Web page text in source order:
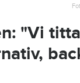
"Vi